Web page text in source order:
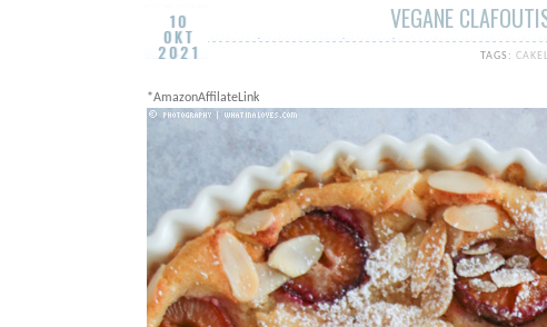
VEGANE
10
OKT
2021 TAGS:
*AmazonAffilateLink